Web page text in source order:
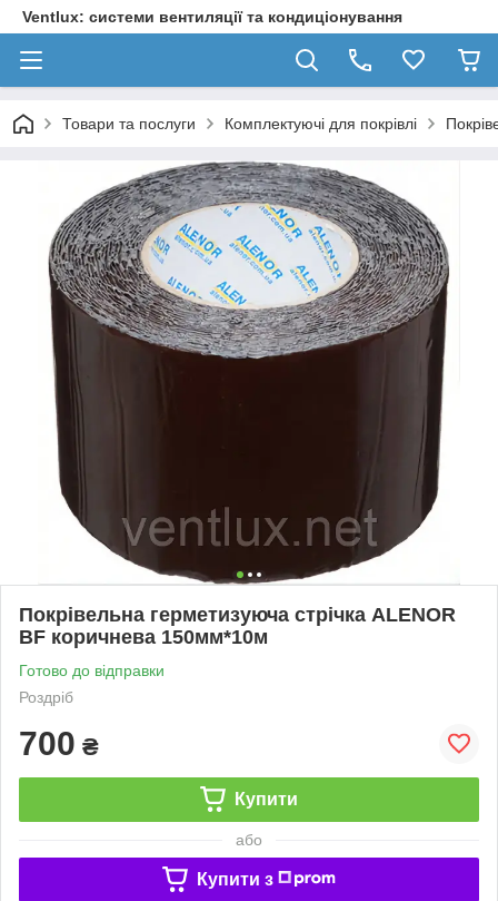
Ventlux: системи вентиляції та кондиціонування
Товари та послуги Комплектуючі для покрівлі
Покрівельна герметизуюча стрічка ALENOR
BF коричнева 150мм*10м
Готово до відправки
Роздріб
700 ₴
Купити
або
Купити з